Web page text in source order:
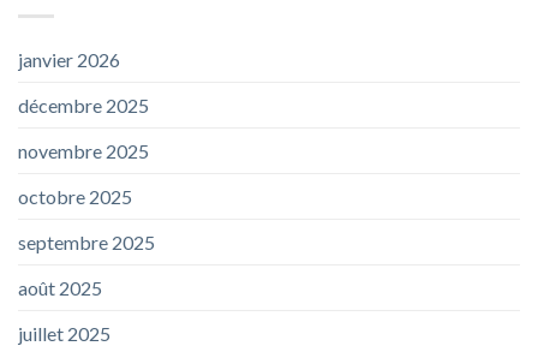
janvier 2026
décembre 2025
novembre 2025
octobre 2025
septembre 2025
août 2025
juillet 2025